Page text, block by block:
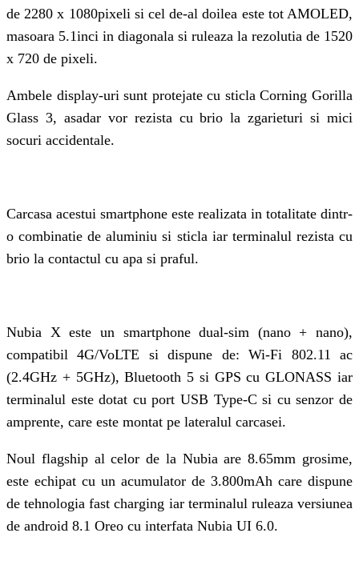
de 2280 x 1080pixeli si cel de-al doilea este tot AMOLED,
masoara 5.1inci in diagonala si ruleaza la rezolutia de 1520
x 720 de pixeli.
Ambele display-uri sunt protejate cu sticla Corning Gorilla
Glass 3, asadar vor rezista cu brio la zgarieturi si mici
socuri accidentale.
Carcasa acestui smartphone este realizata in totalitate dintr-
o combinatie de aluminiu si sticla iar terminalul rezista cu
brio la contactul cu apa si praful.
Nubia X este un smartphone dual-sim (nano + nano),
compatibil 4G/VoLTE si dispune de: Wi-Fi 802.11 ac
(2.4GHz + 5GHz), Bluetooth 5 si GPS cu GLONASS iar
terminalul este dotat cu port USB Type-C si cu senzor de
amprente, care este montat pe lateralul carcasei.
Noul flagship al celor de la Nubia are 8.65mm grosime,
este echipat cu un acumulator de 3.800mAh care dispune
de tehnologia fast charging iar terminalul ruleaza versiunea
de android 8.1 Oreo cu interfata Nubia UI 6.0.